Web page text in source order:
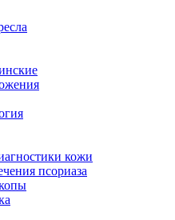
кожи
псориаза